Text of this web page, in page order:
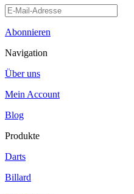
Abonnieren
Navigation
Über uns
Mein Account
Blog
Produkte
Darts
Billard